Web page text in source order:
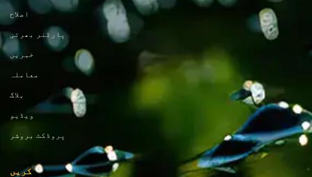
اصلاح
پارٹنر بھرتی
خبریں
معاملہ
بلاگ
ویڈیو
پروڈکٹ بروشر
کریں